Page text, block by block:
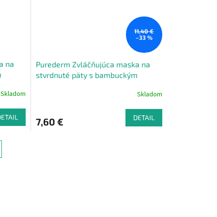
na
Skladom
11,40 €
–33 %
Purederm Zvláčňujúca maska ​​na
stvrdnuté päty s bambuckým
Skladom
7,60 € DETAIL